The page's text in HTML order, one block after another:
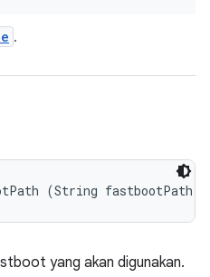
.
(String fastbootPath)
yang akan digunakan.